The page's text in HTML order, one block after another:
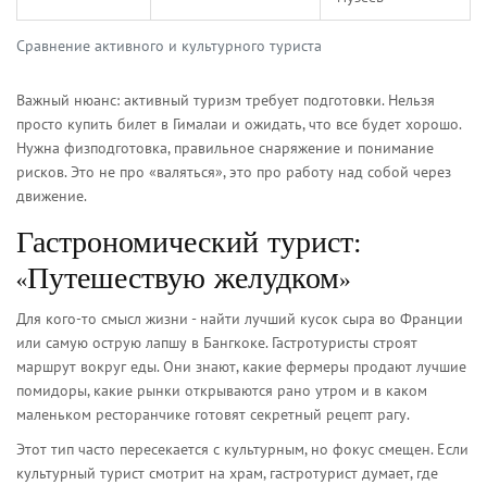
Сравнение активного и культурного туриста
Важный нюанс: активный туризм требует подготовки. Нельзя
просто купить билет в Гималаи и ожидать, что все будет хорошо.
Нужна физподготовка, правильное снаряжение и понимание
рисков. Это не про «валяться», это про работу над собой через
движение.
Гастрономический турист:
«Путешествую желудком»
Для кого-то смысл жизни - найти лучший кусок сыра во Франции
или самую острую лапшу в Бангкоке. Гастротуристы строят
маршрут вокруг еды. Они знают, какие фермеры продают лучшие
помидоры, какие рынки открываются рано утром и в каком
маленьком ресторанчике готовят секретный рецепт рагу.
Этот тип часто пересекается с культурным, но фокус смещен. Если
культурный турист смотрит на храм, гастротурист думает, где